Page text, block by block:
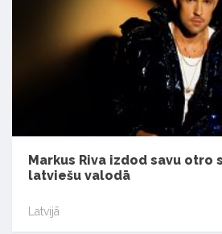
Markus Riva izdod savu otro
latviešu valodā
Latvijā